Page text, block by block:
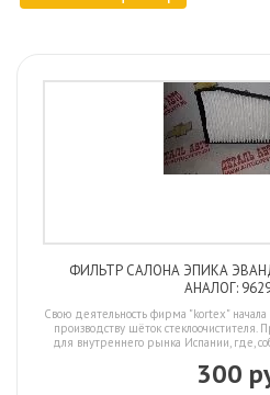
ФИЛЬТР САЛОНА ЭПИКА
АНАЛОГ:
Свою деятельность фирма "kortex"
производству щёток стеклоочистителя.
для внутреннего рынка Испании, где,
300